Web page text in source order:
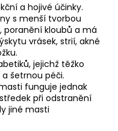
a hojivé účinky.
s menší tvorbou
poranění kloubů a má
vrásek, strií, akné
jejichž těžko
šetrnou péči.
funguje jednak
při odstranění
jiné masti